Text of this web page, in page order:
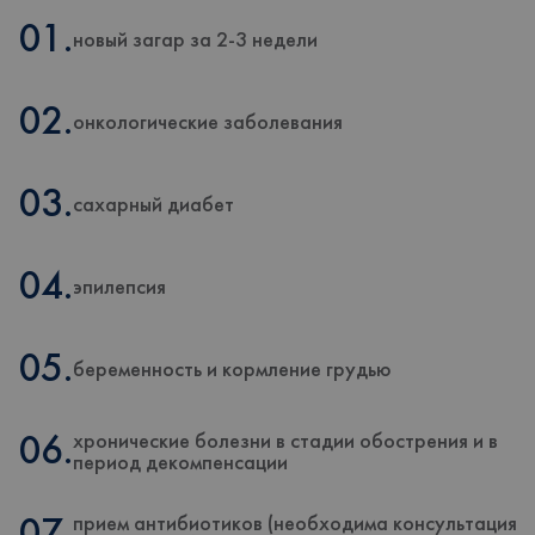
01.новый загар за 2-3 недели
02.онкологические заболевания
03.сахарный диабет
04.эпилепсия
05.беременность и кормление грудью
06.хронические болезни в стадии обострения и в
период декомпенсации
прием антибиотиков (необходима консультация